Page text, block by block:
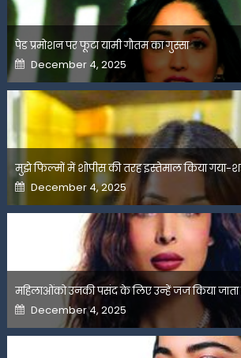
पेड प्रमोशन पर फूटा यामी गौतम का गुस्सा
Posted
on
December 4, 2025
मुझे फिल्मों में शोपीस की तरह इस्तेमाल किया गया-
Posted
on
December 4, 2025
महिलाओंको उनकी पसंद के लिए उन्हें जज किया
Posted
on
December 4, 2025